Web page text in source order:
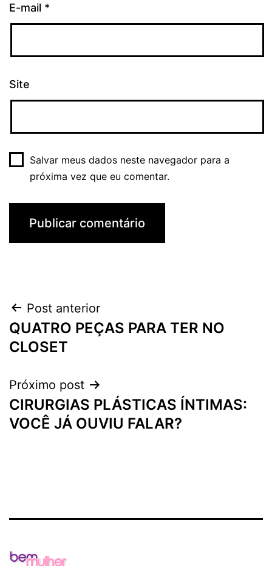
E-mail *
Site
Salvar meus dados neste navegador para a
próxima vez que eu comentar.
Navegação
de
Post anterior
QUATRO PEÇAS PARA TER NO
CLOSET
Próximo post
CIRURGIAS PLÁSTICAS ÍNTIMAS:
VOCÊ JÁ OUVIU FALAR?